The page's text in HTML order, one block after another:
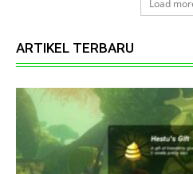
Load
ARTIKEL TERBARU